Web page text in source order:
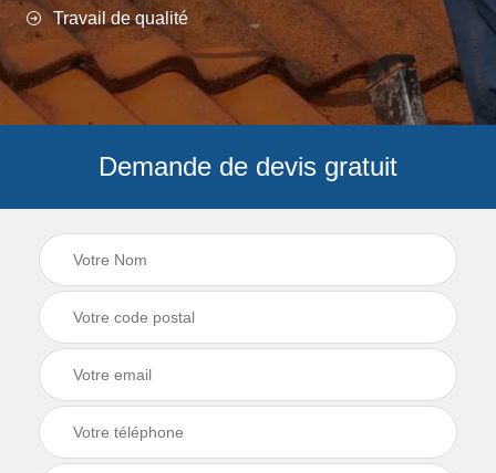
Travail de qualité
Demande de devis gratuit